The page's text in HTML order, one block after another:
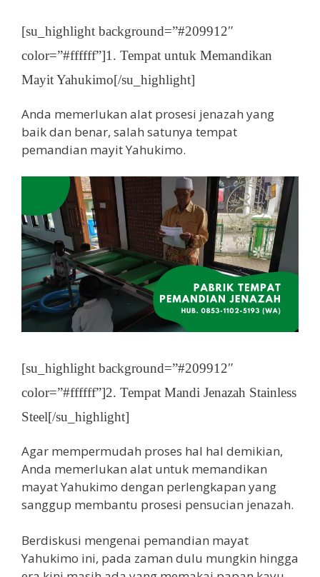
[su_highlight background=”#209912″
color=”#ffffff”]1. Tempat untuk Memandikan
Mayit Yahukimo[/su_highlight]
Anda memerlukan alat prosesi jenazah yang
baik dan benar, salah satunya tempat
pemandian mayit Yahukimo.
[su_highlight background=”#209912″
color=”#ffffff”]2. Tempat Mandi Jenazah Stainless
Steel[/su_highlight]
Agar mempermudah proses hal hal demikian,
Anda memerlukan alat untuk memandikan
mayat Yahukimo dengan perlengkapan yang
sanggup membantu prosesi pensucian jenazah.
Berdiskusi mengenai pemandian mayat
Yahukimo ini, pada zaman dulu mungkin hingga